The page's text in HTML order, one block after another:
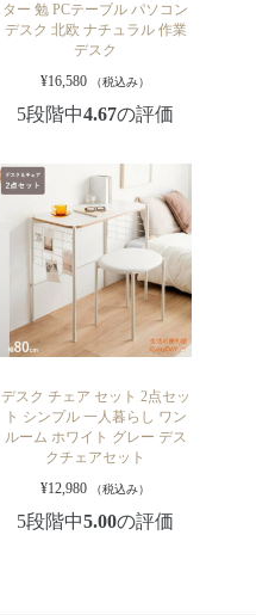
ター 勉 PCテーブル パソコン
デスク 北欧 ナチュラル 作業
デスク
¥16,580 （税込み）
5段階中4.67の評価
デスク チェア セット 2点セッ
ト シンプル 一人暮らし ワン
ルーム ホワイト グレー デス
クチェアセット
¥12,980 （税込み）
5段階中5.00の評価